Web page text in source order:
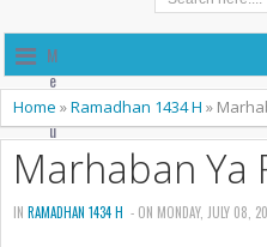
M
e
n
u
Home »Ramadhan 1434 H »
Marhaban Ya
IN RAMADHAN 1434 H - ON MONDAY, JULY 08,